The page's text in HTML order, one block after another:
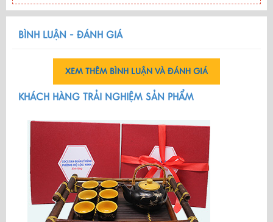
BÌNH LUẬN - ĐÁNH GIÁ
XEM THÊM BÌNH LUẬN VÀ ĐÁNH GIÁ
KHÁCH HÀNG TRẢI NGHIỆM SẢN PHẨM